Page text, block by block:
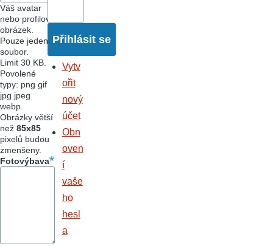
Váš avatar
nebo profilový
obrázek.
Pouze jeden
soubor.
Limit 30 KB.
Povolené
typy: png gif
jpg jpeg
webp.
Obrázky větší
než 85x85
pixelů budou
zmenšeny.
Fotovýbava
Vytv
ořit
nový
účet
Obn
oven
í
vaše
ho
hesl
a